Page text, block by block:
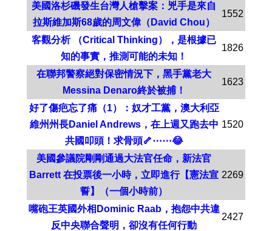
美國洛杉磯發生台灣人槍擊案：兇手是來自
拉斯維加斯68歲的周文偉（David Chou）
1552
客觀分析 （Critical Thinking），是根據已
知的事實，推測可能的未知！
1826
在聯邦警察絕對保密情況下，黑手黨老大
Messina Denaro終於被捕！
1623
好了傷疤忘了痛（1）：奴才工黨，澳大利亞
維州州長Daniel Andrews，在上週又跑去中
共國叩頭！求骨頭🦴⋯⋯😂
1520
美國參議院剛剛通過大法官任命，新法官
Barrett 在投票後一小時，立即進行【憲法宣
誓】（一個小時前）
2269
嘴砲王英國外相Dominic Raab，抱怨中共違
反中央聯合聲明，卻沒有任何行動
2427